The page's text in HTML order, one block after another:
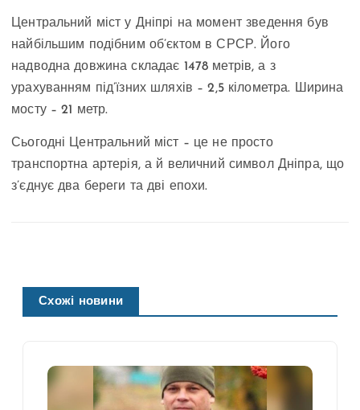
Центральний міст у Дніпрі на момент зведення був
найбільшим подібним об’єктом в СРСР. Його
надводна довжина складає 1478 метрів, а з
урахуванням під’їзних шляхів – 2,5 кілометра. Ширина
мосту – 21 метр.
Сьогодні Центральний міст – це не просто
транспортна артерія, а й величний символ Дніпра, що
з’єднує два береги та дві епохи.
Схожі новини